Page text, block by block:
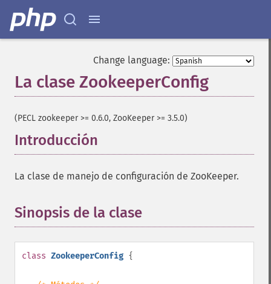
Change language:
La clase ZookeeperConfig
(PECL zookeeper >= 0.6.0, ZooKeeper >= 3.5.0)
Introducción
La clase de manejo de configuración de ZooKeeper.
Sinopsis de la clase
class ZookeeperConfig {